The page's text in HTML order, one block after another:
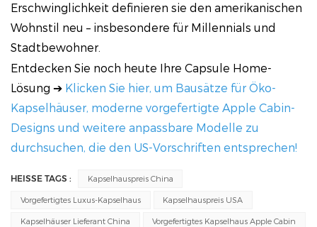
Erschwinglichkeit definieren sie den amerikanischen
Wohnstil neu – insbesondere für Millennials und
Stadtbewohner.
Entdecken Sie noch heute Ihre Capsule Home-
Lösung ➔ Klicken Sie hier, um Bausätze für Öko-
Kapselhäuser, moderne vorgefertigte Apple Cabin-
Designs und weitere anpassbare Modelle zu
durchsuchen, die den US-Vorschriften entsprechen!
HEISSE TAGS : Kapselhauspreis China
Vorgefertigtes Luxus-Kapselhaus Kapselhauspreis USA
Kapselhäuser Lieferant China Vorgefertigtes Kapselhaus Apple Cabin